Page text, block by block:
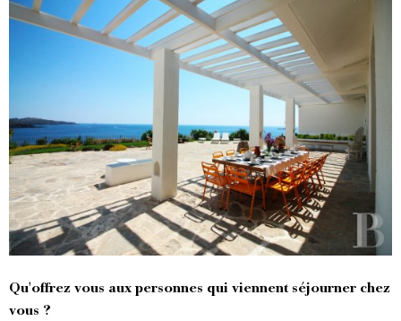
Qu'offrez vous aux personnes qui viennent séjourner chez
vous ?